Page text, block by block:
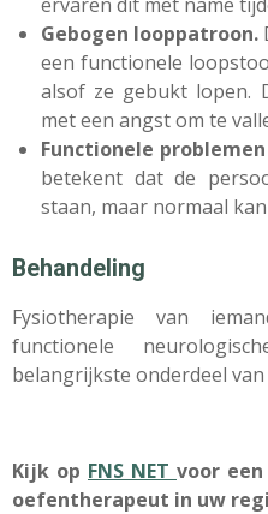
Gebogen looppatroon.
een functionele
alsof ze gebukt lopen.
met een angst om te
Functionele
betekent dat de
staan, maar normaal
Behandeling
Fysiotherapie van
functionele
belangrijkste onderdeel
Kijk op FNS NET voor
oefentherapeut in uw